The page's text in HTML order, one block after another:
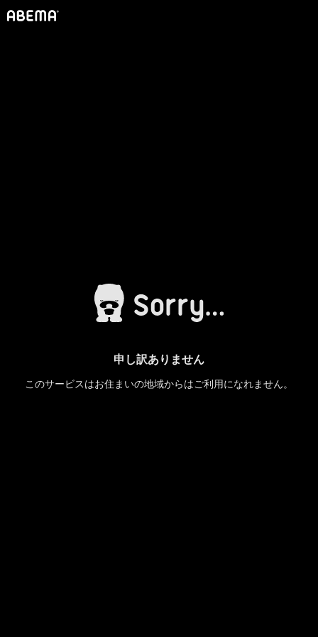
申し訳ありません
このサービスはお住まいの地域からはご利用になれません。